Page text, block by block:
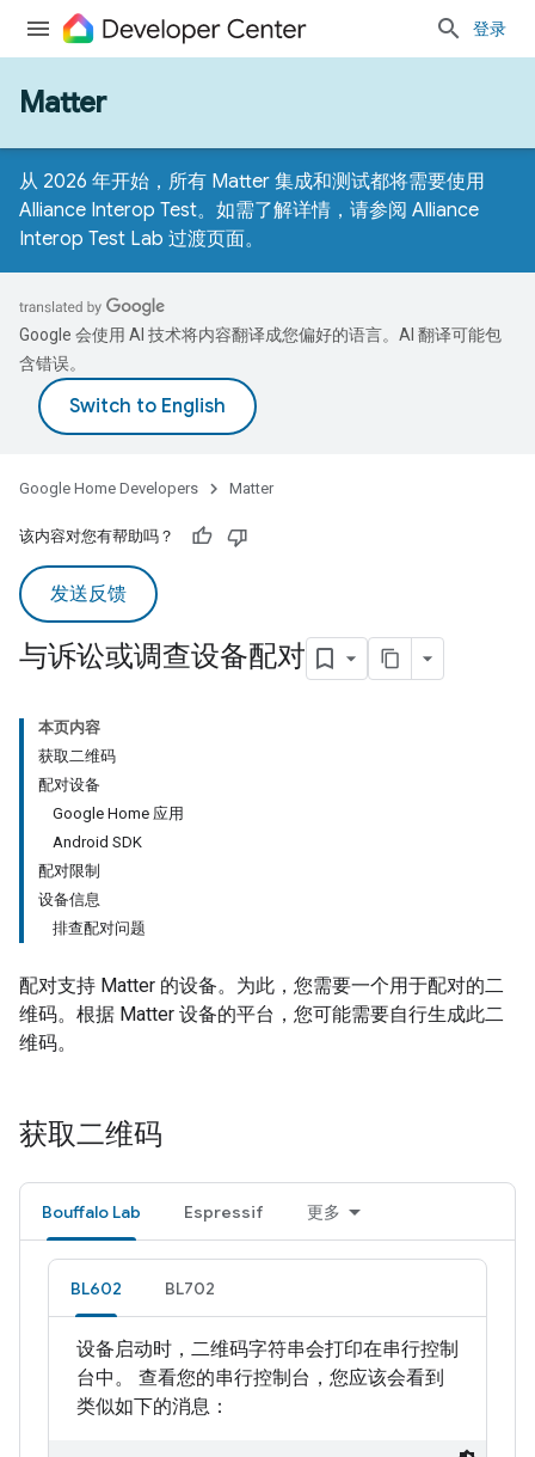
登录
Matter
从 2026 年开始，所有 Matter 集成和测试都将需要使用
Alliance Interop Test。如需了解详情，请参阅 Alliance
Interop Test Lab 过渡页面。
Google 会使用 AI 技术将内容翻译成您偏好的语言。AI 翻译可能包
含错误。
Google Home Developers Matter
该内容对您有帮助吗？
发送反馈
与诉讼或调查设备配对
本页内容
获取二维码
配对设备
Google Home 应用
Android SDK
配对限制
设备信息
排查配对问题
配对支持 Matter 的设备。为此，您需要一个用于配对的二
维码。根据 Matter 设备的平台，您可能需要自行生成此二
维码。
获取二维码
Bouffalo Lab Espressif 更多
BL602 BL702
设备启动时，二维码字符串会打印在串行控制
台中。 查看您的串行控制台，您应该会看到
类似如下的消息：